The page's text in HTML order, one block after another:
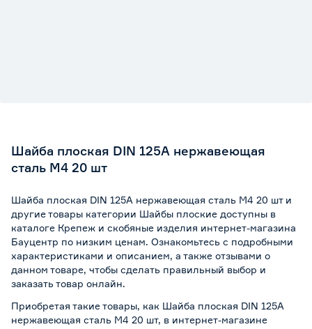
Шайба плоская DIN 125A нержавеющая
сталь М4 20 шт
Шайба плоская DIN 125A нержавеющая сталь М4 20 шт и
другие товары категории Шайбы плоские доступны в
каталоге Крепеж и скобяные изделия интернет-магазина
Бауцентр по низким ценам. Ознакомьтесь с подробными
характеристиками и описанием, а также отзывами о
данном товаре, чтобы сделать правильный выбор и
заказать товар онлайн.
Приобретая такие товары, как Шайба плоская DIN 125A
нержавеющая сталь М4 20 шт, в интернет-магазине